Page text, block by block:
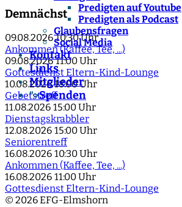
Predigten auf Youtube
Predigten als Podcast
Glaubensfragen
Social Media
Kontakt
Links
Mitglieder
">Spenden
Demnächst
09.08.2026 10:30 Uhr
Ankommen (Kaffee, Tee, ...)
09.08.2026 11:00 Uhr
Gottesdienst Eltern-Kind-Lounge
10.08.2026 18:00 Uhr
Gebetstreff
11.08.2026 15:00 Uhr
Dienstagskrabbler
12.08.2026 15:00 Uhr
Seniorentreff
16.08.2026 10:30 Uhr
Ankommen (Kaffee, Tee, ...)
16.08.2026 11:00 Uhr
Gottesdienst Eltern-Kind-Lounge
© 2026 EFG-Elmshorn